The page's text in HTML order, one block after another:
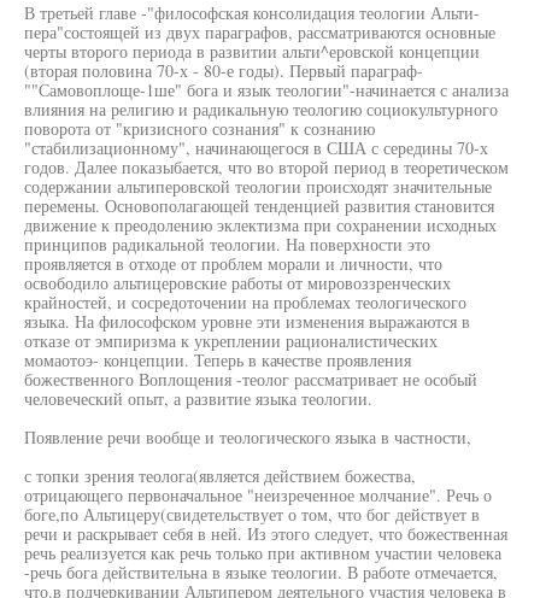
В третьей главе -"философская консолидация теологии Альти-
пера"состоящей из двух параграфов, рассматриваются основные
черты второго периода в развитии альти^еровской концепции
(вторая половина 70-х - 80-е годы). Первый параграф-
""Самовоплоще-1ше" бога и язык теологии"-начинается с анализа
влияния на религию и радикальную теологию социокультурного
поворота от "кризисного сознания" к сознанию
"стабилизационному", начинающегося в США с середины 70-х
годов. Далее показыбается, что во второй период в теоретическом
содержании альтиперовской теологии происходят значительные
перемены. Основополагающей тенденцией развития становится
движение к преодолению эклектизма при сохранении исходных
принципов радикальной теологии. На поверхности это
проявляется в отходе от проблем морали и личности, что
освободило альтицеровские работы от мировоззренческих
крайностей, и сосредоточении на проблемах теологического
языка. На философском уровне эти изменения выражаются в
отказе от эмпиризма к укреплении рационалистических
момаотоэ- концепции. Теперь в качестве проявления
божественного Воплощения -теолог рассматривает не особый
человеческий опыт, а развитие языка теологии.
Появление речи вообще и теологического языка в частности,
с топки зрения теолога(является действием божества,
отрицающего первоначальное "неизреченное молчание". Речь о
боге,по Альтицеру(свидетельствует о том, что бог действует в
речи и раскрывает себя в ней. Из этого следует, что божественная
речь реализуется как речь только при активном участии человека
-речь бога действительна в языке теологии. В работе отмечается,
что.в подчеркивании Альтипером деятельного участия человека в